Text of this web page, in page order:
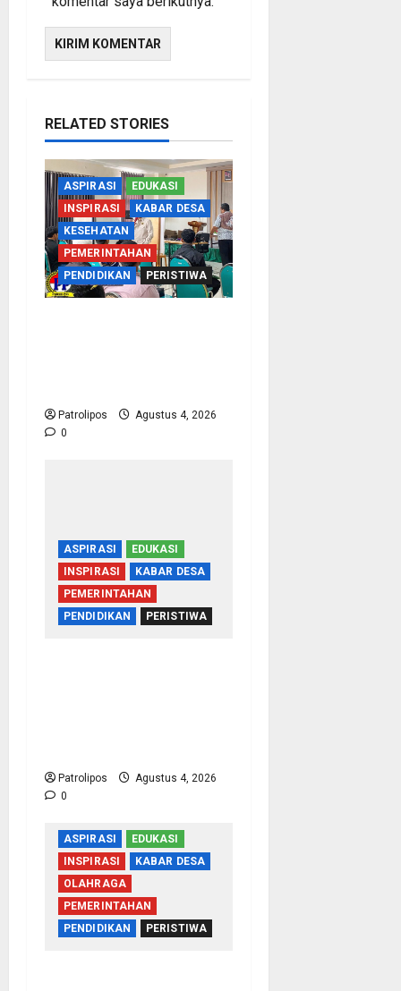
RELATED STORIES
ASPIRASI
EDUKASI
INSPIRASI
KABAR DESA
KESEHATAN
PEMERINTAHAN
PENDIDIKAN
PERISTIWA
Patrolipos
Agustus 4, 2026
0
ASPIRASI
EDUKASI
INSPIRASI
KABAR DESA
PEMERINTAHAN
PENDIDIKAN
PERISTIWA
Patrolipos
Agustus 4, 2026
0
ASPIRASI
EDUKASI
INSPIRASI
KABAR DESA
OLAHRAGA
PEMERINTAHAN
PENDIDIKAN
PERISTIWA